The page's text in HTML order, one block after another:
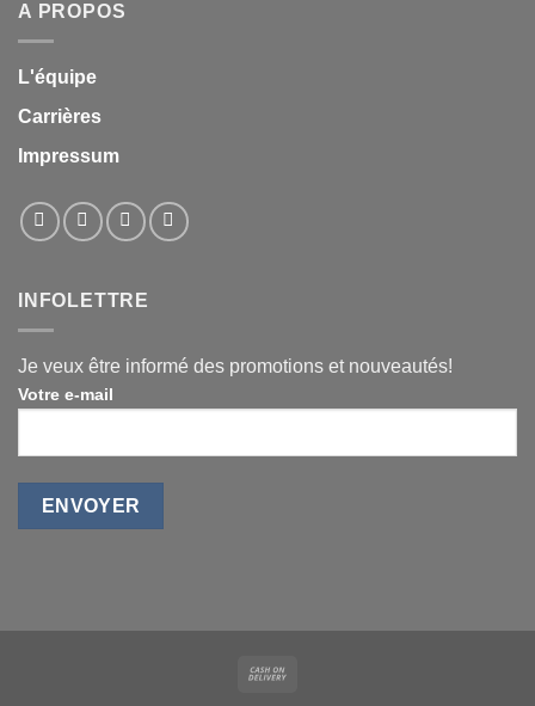
A PROPOS
L'équipe
Carrières
Impressum
INFOLETTRE
Je veux être informé des promotions et nouveautés!
Votre e-mail